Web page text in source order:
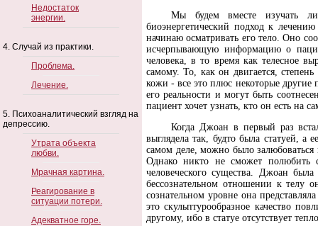
Недостаток
энергии.
4. Случай из практики.
Проблема.
Лечение.
5. Психоаналитический взгляд на
депрессию.
Утрата объекта
любви.
Мрачная картина.
Реагирование в
ситуации потери.
Адекватное горе.
Мы будем вместе изучать
биоэнергетический подход к
начинаю осматривать его тело. Оно
исчерпывающую информацию о
человека, в то время как телесное
самому. То, как он двигается,
кожи - все это плюс некоторые другие
его реальности и могут быть
пациент хочет узнать, кто он есть на
Когда Джоан в первый раз
выглядела так, будто была статуей,
самом деле, можно было
Однако никто не сможет полюбить
человеческого существа. Джоан
бессознательном отношении к телу
сознательном уровне она
это скульптурообразное качество
другому, ибо в статуе отсутствует